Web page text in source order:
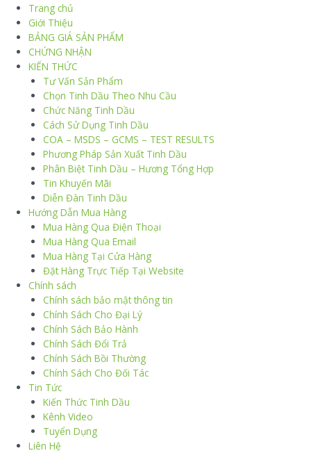
Trang chủ
Giới Thiệu
BẢNG GIÁ SẢN PHẨM
CHỨNG NHẬN
KIẾN THỨC
Tư Vấn Sản Phẩm
Chọn Tinh Dầu Theo Nhu Cầu
Chức Năng Tinh Dầu
Cách Sử Dụng Tinh Dầu
COA – MSDS – GCMS – TEST RESULTS
Phương Pháp Sản Xuất Tinh Dầu
Phân Biệt Tinh Dầu – Hương Tổng Hợp
Tin Khuyến Mãi
Diễn Đàn Tinh Dầu
Hướng Dẫn Mua Hàng
Mua Hàng Qua Điện Thoại
Mua Hàng Qua Email
Mua Hàng Tại Cửa Hàng
Đặt Hàng Trực Tiếp Tại Website
Chính sách
Chính sách bảo mật thông tin
Chính Sách Cho Đại Lý
Chính Sách Bảo Hành
Chính Sách Đổi Trả
Chính Sách Bồi Thường
Chính Sách Cho Đối Tác
Tin Tức
Kiến Thức Tinh Dầu
Kênh Video
Tuyển Dụng
Liên Hệ